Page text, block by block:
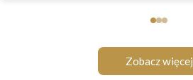
Zobacz więcej